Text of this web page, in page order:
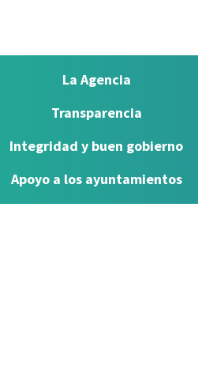
La Agencia
Transparencia
Integridad y buen gobierno
Apoyo a los ayuntamientos